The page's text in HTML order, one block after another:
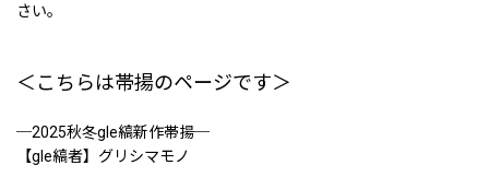
さい。
＜こちらは帯揚のページです＞
─2025秋冬gle縞新作帯揚─
【gle縞者】グリシマモノ